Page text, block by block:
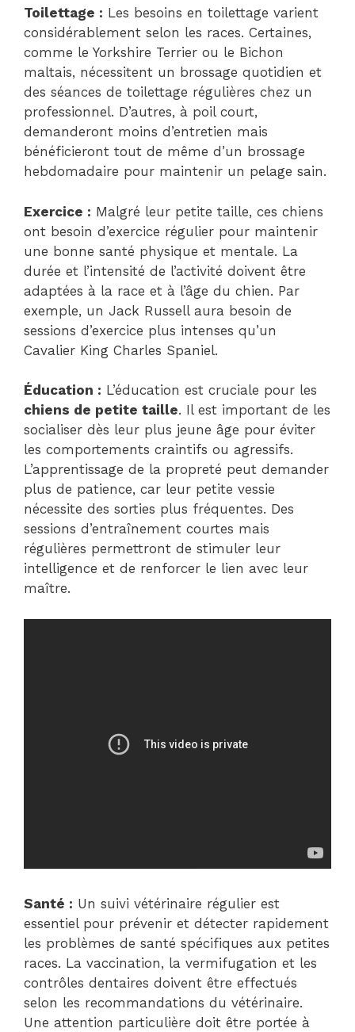
Toilettage : Les besoins en toilettage varient
considérablement selon les races. Certaines,
comme le Yorkshire Terrier ou le Bichon
maltais, nécessitent un brossage quotidien et
des séances de toilettage régulières chez un
professionnel. D’autres, à poil court,
demanderont moins d’entretien mais
bénéficieront tout de même d’un brossage
hebdomadaire pour maintenir un pelage sain.
Exercice : Malgré leur petite taille, ces chiens
ont besoin d’exercice régulier pour maintenir
une bonne santé physique et mentale. La
durée et l’intensité de l’activité doivent être
adaptées à la race et à l’âge du chien. Par
exemple, un Jack Russell aura besoin de
sessions d’exercice plus intenses qu’un
Cavalier King Charles Spaniel.
Éducation : L’éducation est cruciale pour les
chiens de petite taille. Il est important de les
socialiser dès leur plus jeune âge pour éviter
les comportements craintifs ou agressifs.
L’apprentissage de la propreté peut demander
plus de patience, car leur petite vessie
nécessite des sorties plus fréquentes. Des
sessions d’entraînement courtes mais
régulières permettront de stimuler leur
intelligence et de renforcer le lien avec leur
maître.
Santé : Un suivi vétérinaire régulier est
essentiel pour prévenir et détecter rapidement
les problèmes de santé spécifiques aux petites
races. La vaccination, la vermifugation et les
contrôles dentaires doivent être effectués
selon les recommandations du vétérinaire.
Une attention particulière doit être portée à